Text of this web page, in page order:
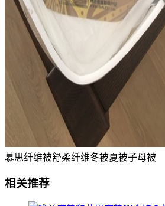
慕思纤维被舒柔纤维冬被夏被子母被
相关推荐